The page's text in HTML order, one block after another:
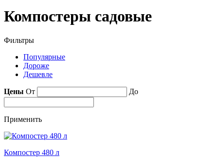
Компостеры садовые
Фильтры
Популярные
Дороже
Дешевле
Цены От До
Применить
Компостер 480 л